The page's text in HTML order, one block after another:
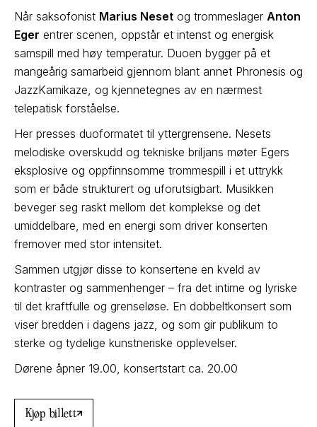
Når saksofonist Marius Neset og trommeslager Anton
Eger entrer scenen, oppstår et intenst og energisk
samspill med høy temperatur. Duoen bygger på et
mangeårig samarbeid gjennom blant annet Phronesis og
JazzKamikaze, og kjennetegnes av en nærmest
telepatisk forståelse.
Her presses duoformatet til yttergrensene. Nesets
melodiske overskudd og tekniske briljans møter Egers
eksplosive og oppfinnsomme trommespill i et uttrykk
som er både strukturert og uforutsigbart. Musikken
beveger seg raskt mellom det komplekse og det
umiddelbare, med en energi som driver konserten
fremover med stor intensitet.
Sammen utgjør disse to konsertene en kveld av
kontraster og sammenhenger – fra det intime og lyriske
til det kraftfulle og grenseløse. En dobbeltkonsert som
viser bredden i dagens jazz, og som gir publikum to
sterke og tydelige kunstneriske opplevelser.
Dørene åpner 19.00, konsertstart ca. 20.00
Kjøp billett